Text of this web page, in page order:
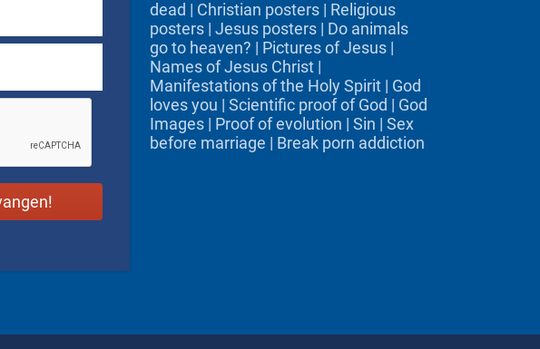
dead | Christian posters | Religious
posters | Jesus posters | Do animals
go to heaven? | Pictures of Jesus |
Names of Jesus Christ |
Manifestations of the Holy Spirit | God
loves you | Scientific proof of God | God
Images | Proof of evolution | Sin | Sex
before marriage | Break porn addiction